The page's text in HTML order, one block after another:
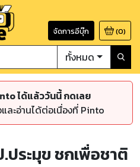
จัดการอีบุ๊ก (0)
ทั้งหมด
ได้แล้ววันนี้ กดเลย
ละอ่านได้ต่อเนื่องที่ Pinto
ระมุข ชกเพื่อชาติ